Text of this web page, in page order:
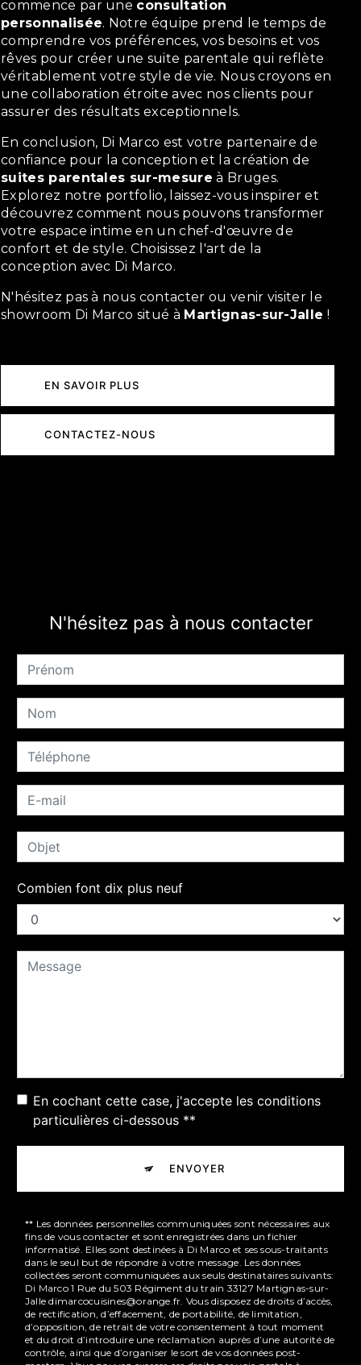
commence par une consultation
personnalisée. Notre équipe prend le temps de
comprendre vos préférences, vos besoins et vos
rêves pour créer une suite parentale qui reflète
véritablement votre style de vie. Nous croyons en
une collaboration étroite avec nos clients pour
assurer des résultats exceptionnels.
En conclusion, Di Marco est votre partenaire de
confiance pour la conception et la création de
suites parentales sur-mesure à Bruges.
Explorez notre portfolio, laissez-vous inspirer et
découvrez comment nous pouvons transformer
votre espace intime en un chef-d'œuvre de
confort et de style. Choisissez l'art de la
conception avec Di Marco.
N'hésitez pas à nous contacter ou venir visiter le
showroom Di Marco situé à Martignas-sur-Jalle !
EN SAVOIR PLUS
CONTACTEZ-NOUS
N'hésitez pas à nous contacter
Combien font dix plus neuf
En cochant cette case, j'accepte les conditions
particulières ci-dessous **
ENVOYER
** Les données personnelles communiquées sont nécessaires aux
fins de vous contacter et sont enregistrées dans un fichier
informatisé. Elles sont destinées à Di Marco et ses sous-traitants
dans le seul but de répondre à votre message. Les données
collectées seront communiquées aux seuls destinataires suivants:
Di Marco 1 Rue du 503 Régiment du train 33127 Martignas-sur-
Jalle dimarcocuisines@orange.fr. Vous disposez de droits d’accès,
de rectification, d’effacement, de portabilité, de limitation,
d’opposition, de retrait de votre consentement à tout moment
et du droit d’introduire une réclamation auprès d’une autorité de
contrôle, ainsi que d’organiser le sort de vos données post-